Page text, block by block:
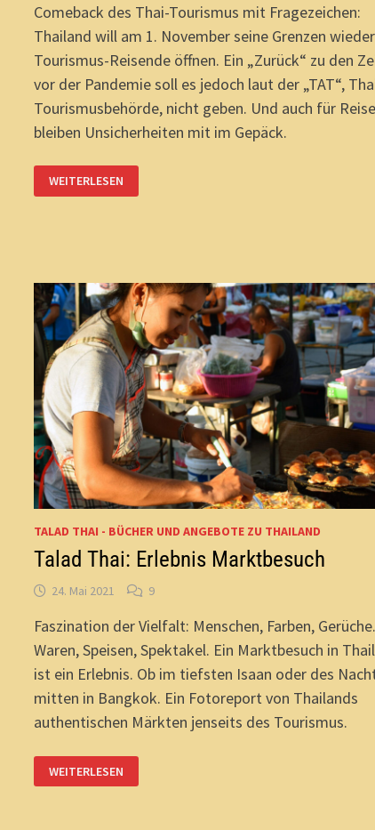
Comeback des Thai-Tourismus mit Fragezeichen:
Thailand will am 1. November seine Grenzen
Tourismus-Reisende öffnen. Ein „Zurück“ zu den
vor der Pandemie soll es jedoch laut der „TAT“,
Tourismusbehörde, nicht geben. Und auch für
bleiben Unsicherheiten mit im Gepäck.
THAILAND-
COMEBACK:
HERZLICHE
WEITERLESEN
TALAD THAI - BÜCHER UND ANGEBOTE ZU THAILAND
Talad Thai: Erlebnis Marktbesuch
24. Mai 2021 9
Faszination der Vielfalt: Menschen, Farben, Gerüche.
Waren, Speisen, Spektakel. Ein Marktbesuch in
ist ein Erlebnis. Ob im tiefsten Isaan oder des
mitten in Bangkok. Ein Fotoreport von Thailands
authentischen Märkten jenseits des Tourismus.
THAI:
ERLEBNIS
WEITERLESEN